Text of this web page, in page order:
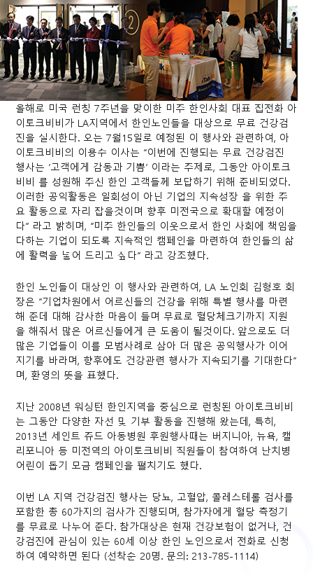
올해로 미국 런칭 7주년을 맞이한 미주 한인사회 대표 집전화 아
이토크비비가 LA지역에서 한인노인들을 대상으로 무료 건강검
진을 실시한다. 오는 7월15일로 예정된 이 행사와 관련하여, 아
이토크비비의 이용수 이사는 “이번에 진행되는 무료 건강검진
행사는 ‘고객에게 감동과 기쁨’ 이라는 주제로, 그동안 아이토크
비비 를 성원해 주신 한인 고객들께 보답하기 위해 준비되었다.
이러한 공익활동은 일회성이 아닌 기업의 지속성장 을 위한 주
요 활동으로 자리 잡을것이며 향후 미전국으로 확대할 예정이
다” 라고 밝히며, “미주 한인들의 이웃으로서 한인 사회에 책임을
다하는 기업이 되도록 지속적인 캠페인을 마련하여 한인들의 삶
에 활력을 넣어 드리고 싶다” 라고 강조했다.
한인 노인들이 대상인 이 행사와 관련하여, LA 노인회 김형호 회
장은 “기업차원에서 어르신들의 건강을 위해 특별 행사를 마련
해 준데 대해 감사한 마음이 들며 무료로 혈당체크기까지 지원
을 해줘서 많은 어르신들에게 큰 도움이 될것이다. 앞으로도 더
많은 기업들이 이를 모범사례로 삼아 더 많은 공익행사가 이어
지기를 바라며, 향후에도 건강관련 행사가 지속되기를 기대한다”
며, 환영의 뜻을 표했다.
지난 2008년 워싱턴 한인지역을 중심으로 런칭된 아이토크비비
는 그동안 다양한 자선 및 기부 활동을 진행해 왔는데, 특히,
2013년 세인트 쥬드 아동병원 후원행사때는 버지니아, 뉴욕, 캘
리포니아 등 미전역의 아이토크비비 직원들이 참여하여 난치병
어린이 돕기 모금 캠페인을 펼치기도 했다.
이번 LA 지역 건강검진 행사는 당뇨, 고혈압, 콜레스테롤 검사를
포함한 총 60가지의 검사가 진행되며, 참가자에게 혈당 측정기
를 무료로 나누어 준다. 참가대상은 현재 건강보험이 없거나, 건
강검진에 관심이 있는 60세 이상 한인 노인으로서 전화로 신청
하여 예약하면 된다 (선착순 20명. 문의: 213-785-1114)